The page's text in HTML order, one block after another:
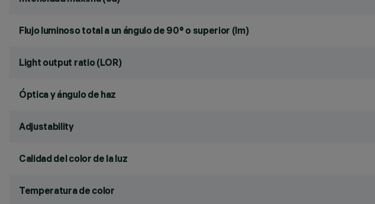
Flujo luminoso total a un ángulo de 90° o superior (lm)
Light output ratio (LOR)
Óptica y ángulo de haz
Adjustability
Calidad del color de la luz
Temperatura de color